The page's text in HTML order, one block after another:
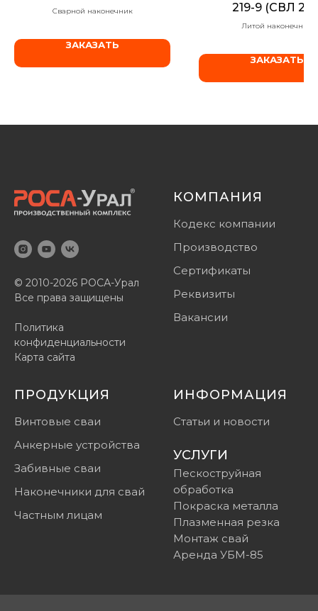
Сварной наконечник
ЗАКАЗАТЬ
219-9 (СВЛ
Литой наконечник
ЗАКАЗАТЬ
© 2010-2026 РОСА-Урал
Все права защищены
Политика
конфиденциальности
Карта сайта
КОМПАНИЯ
Кодекс компании
Производство
Сертификаты
Реквизиты
Вакансии
ПРОДУКЦИЯ
Винтовые сваи
Анкерные устройства
Забивные сваи
Наконечники для свай
Частным лицам
ИНФОРМАЦИЯ
Статьи и новости
УСЛУГИ
Пескоструйная
обработка
Покраска металла
Плазменная резка
Монтаж свай
Аренда УБМ-85